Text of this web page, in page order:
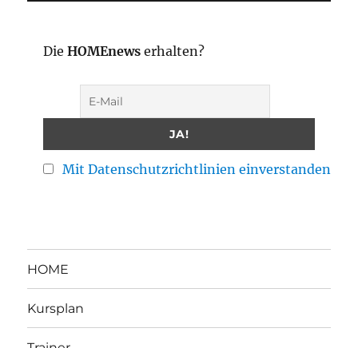
DieHOMEnewserhalten?
Mit Datenschutzrichtlinien einverstanden
HOME
Kursplan